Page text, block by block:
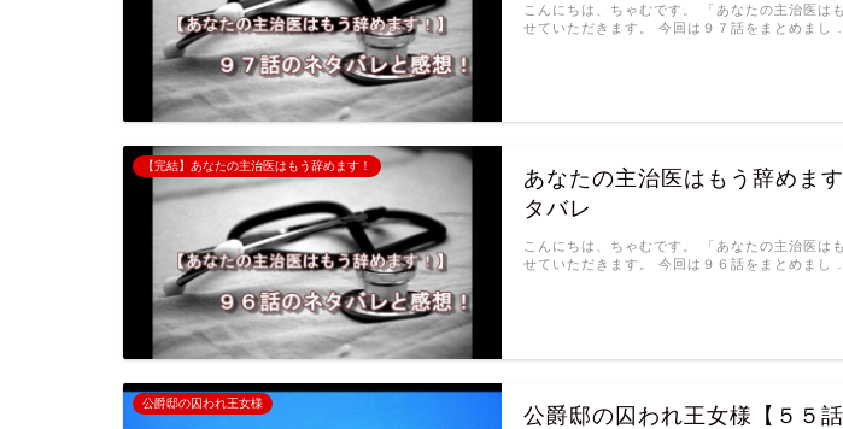
こんにちは、ちゃむです。 「あなたの主治医は
せていただきます。 今回は９７話をまとめまし …
【完結】あなたの主治医はもう辞めます！
あなたの主治医はもう辞めま
タバレ
こんにちは、ちゃむです。 「あなたの主治医は
せていただきます。 今回は９６話をまとめまし …
公爵邸の囚われ王女様
公爵邸の囚われ王女様【５５